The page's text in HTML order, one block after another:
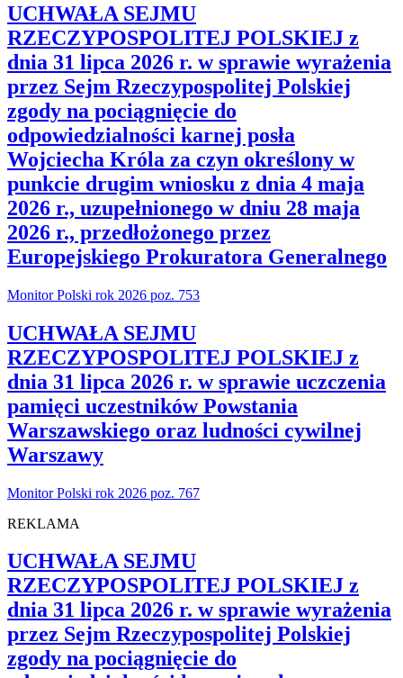
UCHWAŁA SEJMU
RZECZYPOSPOLITEJ POLSKIEJ z
dnia 31 lipca 2026 r. w sprawie wyrażenia
przez Sejm Rzeczypospolitej Polskiej
zgody na pociągnięcie do
odpowiedzialności karnej posła
Wojciecha Króla za czyn określony w
punkcie drugim wniosku z dnia 4 maja
2026 r., uzupełnionego w dniu 28 maja
2026 r., przedłożonego przez
Europejskiego Prokuratora Generalnego
Monitor Polski rok 2026 poz. 753
UCHWAŁA SEJMU
RZECZYPOSPOLITEJ POLSKIEJ z
dnia 31 lipca 2026 r. w sprawie uczczenia
pamięci uczestników Powstania
Warszawskiego oraz ludności cywilnej
Warszawy
Monitor Polski rok 2026 poz. 767
REKLAMA
UCHWAŁA SEJMU
RZECZYPOSPOLITEJ POLSKIEJ z
dnia 31 lipca 2026 r. w sprawie wyrażenia
przez Sejm Rzeczypospolitej Polskiej
zgody na pociągnięcie do